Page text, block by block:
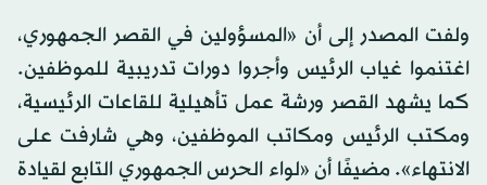
ولفت المصدر إلى أن «المسؤولين في القصر الجمهوري،
اغتنموا غياب الرئيس وأجروا دورات تدريبية للموظفين.
كما يشهد القصر ورشة عمل تأهيلية للقاعات الرئيسية،
ومكتب الرئيس ومكاتب الموظفين، وهي شارفت على
الانتهاء». مضيفًا أن «لواء الحرس الجمهوري التابع لقيادة